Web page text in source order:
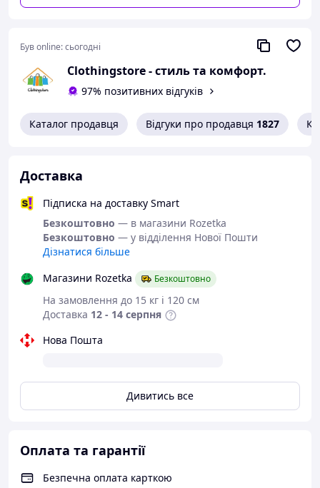
Був online:сьогодні
Сlothingstore - стиль та комфорт.
97% позитивних відгуків
Каталог продавця Відгуки про продавця 1827
Доставка
Підписка на доставку Smart
Безкоштовно — в магазини Rozetka
Безкоштовно — у відділення Нової Пошти
Дізнатися більше
Магазини Rozetka
Безкоштовно
На замовлення до 15 кг і 120 см
Доставка 12 - 14 серпня
Нова Пошта
Дивитись все
Оплата та гарантії
Безпечна оплата карткою